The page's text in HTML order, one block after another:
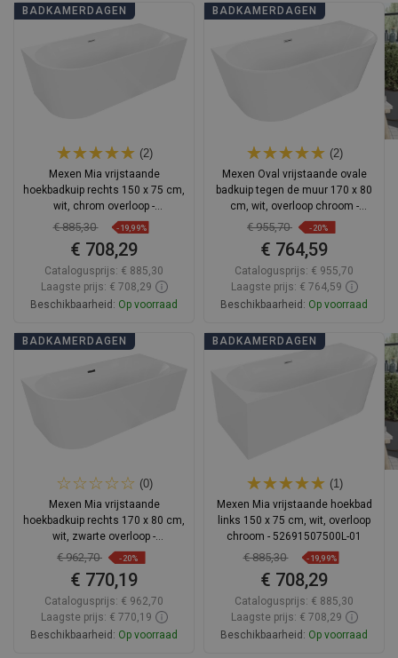
In winkelwagen In winkelwagen
BADKAMERDAGEN
(2)
Mexen Mia vrijstaande
hoekbadkuip rechts 150 x 75 cm,
wit, chrom overloop -
52691507500P-01
€ 885,30 -19,99%
€ 708,29
Catalogusprijs: € 885,30
Laagste prijs: € 708,29
Beschikbaarheid: Op voorraad
In winkelwagen
BADKAMERDAGEN
(2)
Mexen Oval vrijstaande ovale
badkuip tegen de muur 170 x 80
cm, wit, overloop chroom -
52671708000-01
€ 955,70 -20%
€ 764,59
Catalogusprijs: € 955,70
Laagste prijs: € 764,59
Beschikbaarheid: Op voorraad
In winkelwagen
BADKAMERDAGEN
(0)
Mexen Mia vrijstaande
hoekbadkuip rechts 170 x 80 cm,
wit, zwarte overloop -
52691708000P-70
€ 962,70 -20%
€ 770,19
Catalogusprijs: € 962,70
Laagste prijs: € 770,19
Beschikbaarheid: Op voorraad
BADKAMERDAGEN
(1)
Mexen Mia vrijstaande hoekbad
links 150 x 75 cm, wit, overloop
chroom - 52691507500L-01
€ 885,30 -19,99%
€ 708,29
Catalogusprijs: € 885,30
Laagste prijs: € 708,29
Beschikbaarheid: Op voorraad